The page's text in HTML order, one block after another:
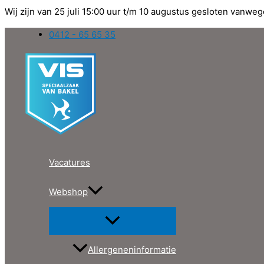
Wij zijn van 25 juli 15:00 uur t/m 10 augustus gesloten
Ga
0412 - 65 65 35
Vacatures
Webshop
Allergeneninformatie